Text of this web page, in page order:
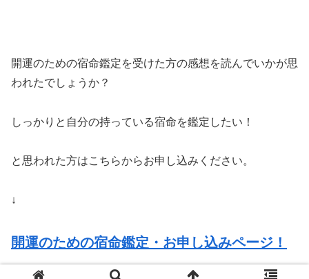
開運のための宿命鑑定を受けた方の感想を読んでいかが思
われたでしょうか？
しっかりと自分の持っている宿命を鑑定したい！
と思われた方はこちらからお申し込みください。
↓
開運のための宿命鑑定・お申し込みページ！